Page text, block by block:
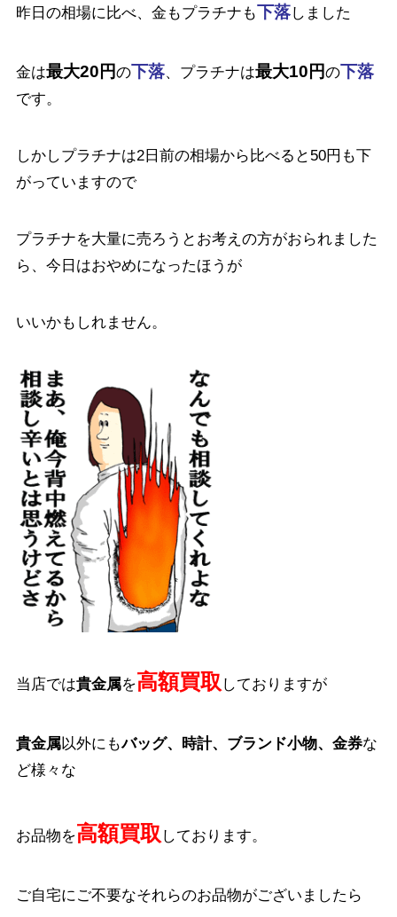
昨日の相場に比べ、金もプラチナも下落しました
金は最大20円の下落、プラチナは最大10円の下落
です。
しかしプラチナは2日前の相場から比べると50円も下
がっていますので
プラチナを大量に売ろうとお考えの方がおられました
ら、今日はおやめになったほうが
いいかもしれません。
当店では貴金属を高額買取 しておりますが
貴金属以外にもバッグ、時計、ブランド小物、金券な
ど様々な
お品物を高額買取 しております。
ご自宅にご不要なそれらのお品物がございましたら